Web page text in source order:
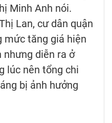
Minh Anh nói.
Lan, cư dân quận
mức tăng giá hiện
nhưng diễn ra ở
lúc nên tổng chi
bị ảnh hưởng